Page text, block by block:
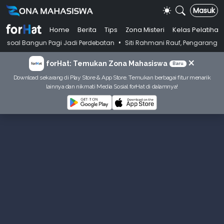
Masuk
Home Berita Tips Zona Misteri
Kelas Pelatihan
Pagi Jadi Perdebatan • Siti Rahmani Rauf, Pengarang Buku Bahasa
forHat: Temukan Zona Mahasiswa Baru ×
Download sekarang di Play Store & App Store. Temukan berbagai fitur menarik
lainnya dan nikmati Media Sosial forHat di dalamnya!